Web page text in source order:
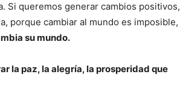
Si queremos generar cambios positivos,
porque cambiar al mundo es imposible,
su mundo.
la paz, la alegría, la prosperidad que